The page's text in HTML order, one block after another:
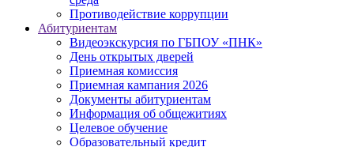
Противодействие коррупции
Абитуриентам
Видеоэкскурсия по ГБПОУ «ПНК»
День открытых дверей
Приемная комиссия
Приемная кампания 2026
Дoкументы абитуриентам
Информация об общежитиях
Целевое обучение
Образовательный кредит